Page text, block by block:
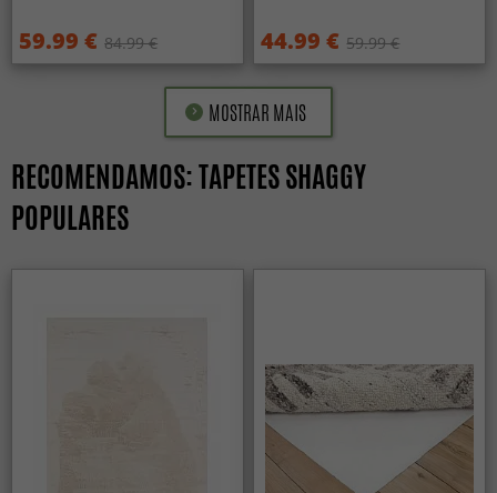
59.99 € 84.99 € 44.99 € 59.99 €
MOSTRAR MAIS
RECOMENDAMOS: TAPETES SHAGGY
POPULARES